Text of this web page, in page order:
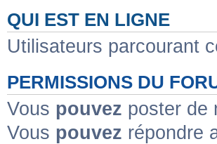
QUI EST EN LIGNE
Utilisateurs parcourant
PERMISSIONS DU
Vous pouvez poster de
Vous pouvez répondre